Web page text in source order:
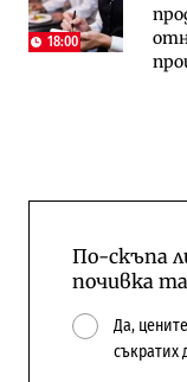
18:00
в
По-скъпа
почивка
Да,